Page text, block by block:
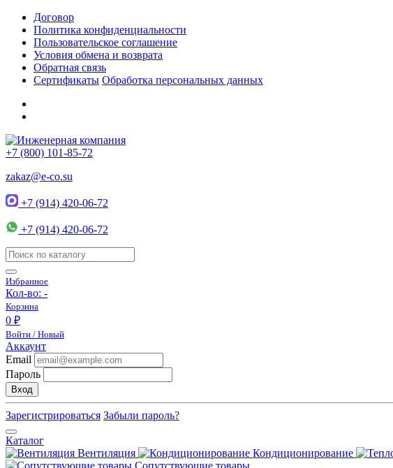
Договор
Политика конфиденциальности
Пользовательское соглашение
Условия обмена и возврата
Обратная связь
Сертификаты Обработка персональных данных
+7 (800) 101-85-72
zakaz@e-co.su
+7 (914) 420-06-72
+7 (914) 420-06-72
Избранное
Кол-во: -
Корзина
0 ₽
Войти / Новый
Аккаунт
Email
Пароль
Вход
Зарегистрироваться Забыли пароль?
Каталог
Вентиляция
Кондиционирование
Сопутствующие товары